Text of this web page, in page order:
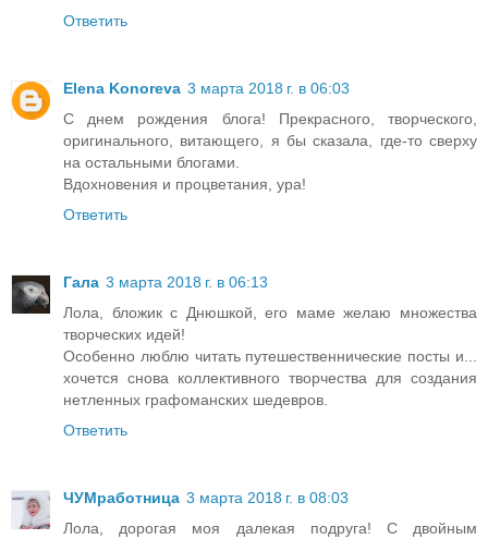
Ответить
Elena Konoreva 3 марта 2018 г. в 06:03
C днем рождения блога! Прекрасного, творческого,
оригинального, витающего, я бы сказала, где-то сверху
на остальными блогами.
Вдохновения и процветания, ура!
Ответить
Гала 3 марта 2018 г. в 06:13
Лола, бложик с Днюшкой, его маме желаю множества
творческих идей!
Особенно люблю читать путешественнические посты и...
хочется снова коллективного творчества для создания
нетленных графоманских шедевров.
Ответить
ЧУМработница 3 марта 2018 г. в 08:03
Лола, дорогая моя далекая подруга! С двойным